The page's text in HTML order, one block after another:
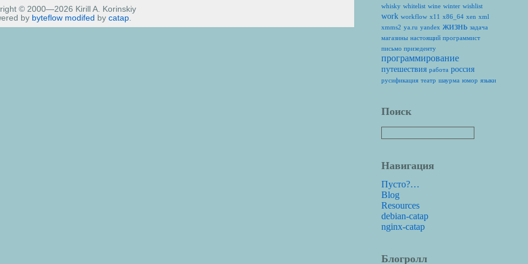
© 2000—2026 Kirill A. Korinskiy
by byteflow modifed by catap.
whisky whitelist wine winter wishlist
work workflow x11 x86_64 xen xml
xmms2 ya.ru yandex жизнь задача
магазины настоящий программист
письмо призеденту
программирование
путешествия работа россия
русификация театр шаурма юмор языки
Поиск
Навигация
Пусто?…
Blog
Resources
debian-catap
nginx-catap
Блогролл